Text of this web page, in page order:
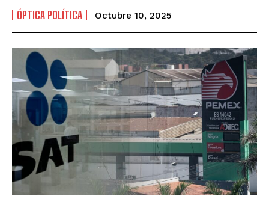
ÓPTICA POLÍTICA Octubre 10, 2025